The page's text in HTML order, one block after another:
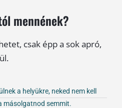
mennének?
csak épp a sok apró,
a helyükre, neked nem kell
másolgatnod semmit.